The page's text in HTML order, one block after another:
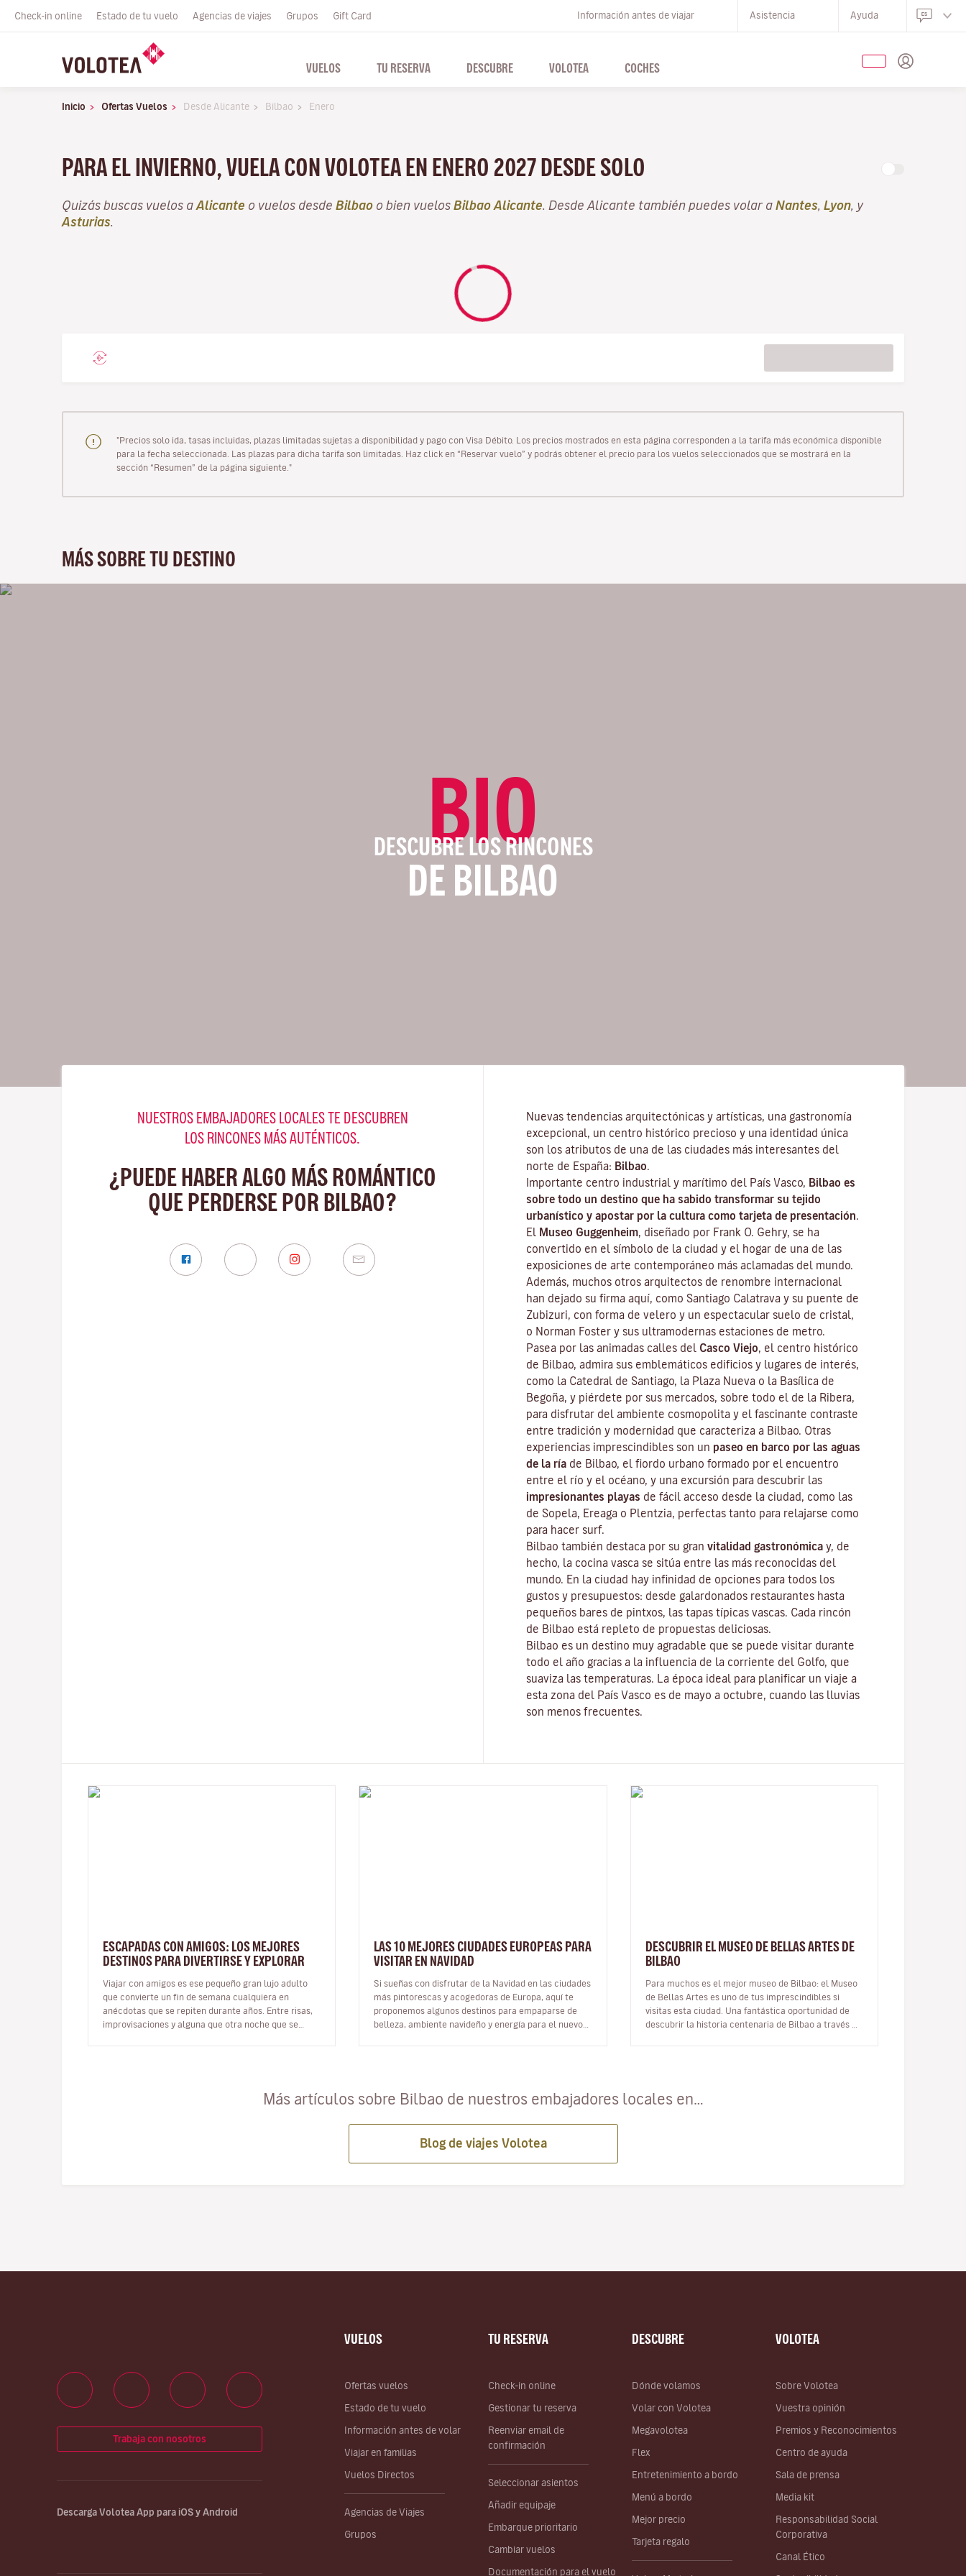
Check-in online Estado de tu vuelo Agencias de viajes Grupos Gift Card Información antes de viajar Asistencia Ayuda
VUELOS TU RESERVA DESCUBRE VOLOTEA COCHES
Inicio Ofertas Vuelos Desde Alicante Bilbao Enero
PARA EL INVIERNO, VUELA CON VOLOTEA EN ENERO 2027 DESDE SOLO
Quizás buscas vuelos a Alicante o vuelos desde Bilbao o bien vuelos Bilbao Alicante . Desde Alicante también puedes volar a Nantes Lyon , y
Asturias
"Precios solo ida, tasas incluidas, plazas limitadas sujetas a disponibilidad y pago con Visa Débito. Los precios mostrados en esta página corresponden a la tarifa más económica disponible
para la fecha seleccionada. Las plazas para dicha tarifa son limitadas. Haz click en “Reservar vuelo” y podrás obtener el precio para los vuelos seleccionados que se mostrará en la
sección “Resumen” de la página siguiente."
MÁS SOBRE TU DESTINO
BIO
DESCUBRE LOS RINCONES
DE BILBAO
NUESTROS EMBAJADORES LOCALES TE DESCUBREN
LOS RINCONES MÁS AUTÉNTICOS.
¿PUEDE HABER ALGO MÁS ROMÁNTICO
QUE PERDERSE POR BILBAO?
Nuevas tendencias arquitectónicas y artísticas, una gastronomía
excepcional, un centro histórico precioso y una identidad única
son los atributos de una de las ciudades más interesantes del
norte de España: Bilbao
Importante centro industrial y marítimo del País Vasco,
Bilbao es
sobre todo un destino que ha sabido transformar su tejido
urbanístico y apostar por la cultura como tarjeta de presentación
El
Museo Guggenheim , diseñado por Frank O. Gehry, se ha
convertido en el símbolo de la ciudad y el hogar de una de las
exposiciones de arte contemporáneo más aclamadas del mundo.
Además, muchos otros arquitectos de renombre internacional
han dejado su firma aquí, como Santiago Calatrava y su puente de
Zubizuri, con forma de velero y un espectacular suelo de cristal,
o Norman Foster y sus ultramodernas estaciones de metro.
Pasea por las animadas calles del Casco Viejo
el centro histórico
de Bilbao , admira sus emblemáticos edificios y lugares de interés,
como la Catedral de Santiago, la Plaza Nueva o la Basílica de
Begoña, y piérdete por sus mercados, sobre todo el de la Ribera,
para disfrutar del ambiente cosmopolita y el fascinante contraste
entre tradición y modernidad que caracteriza a Bilbao. Otras
experiencias imprescindibles son un paseo en barco por las aguas
de la ría de Bilbao, el fiordo urbano formado por el encuentro
entre el río y el océano, y una excursión para descubrir las
impresionantes playas de fácil acceso desde la ciudad, como las
de Sopela, Ereaga o Plentzia, perfectas tanto para relajarse como
para hacer surf.
Bilbao también destaca por su gran vitalidad gastronómica y, de
hecho, la cocina vasca se sitúa entre las más reconocidas del
mundo. En la ciudad hay infinidad de opciones para todos los
gustos y presupuestos: desde galardonados restaurantes hasta
pequeños bares de pintxos , las tapas típicas vascas. Cada rincón
de Bilbao está repleto de propuestas deliciosas.
Bilbao es un destino muy agradable que se puede visitar durante
todo el año gracias a la influencia de la corriente del Golfo, que
suaviza las temperaturas. La época ideal para planificar un viaje a
esta zona del País Vasco es de mayo a octubre, cuando las lluvias
son menos frecuentes.
ESCAPADAS CON AMIGOS: LOS MEJORES
DESTINOS PARA DIVERTIRSE Y EXPLORAR
Viajar con amigos es ese pequeño gran lujo adulto
que convierte un fin de semana cualquiera en
anécdotas que se repiten durante años. Entre risas,
improvisaciones y alguna que otra noche que se
LAS 10 MEJORES CIUDADES EUROPEAS PARA
VISITAR EN NAVIDAD
Si sueñas con disfrutar de la Navidad en las ciudades
más pintorescas y acogedoras de Europa, aquí te
proponemos algunos destinos para empaparse de
belleza, ambiente navideño y energía para el nuevo
DESCUBRIR EL MUSEO DE BELLAS ARTES DE
BILBAO
Para muchos es el mejor museo de Bilbao: el Museo
de Bellas Artes es uno de tus imprescindibles si
visitas esta ciudad. Una fantástica oportunidad de
descubrir la historia centenaria de Bilbao a través de
Más artículos sobre Bilbao de nuestros embajadores locales en…
Blog de viajes Volotea
VUELOS
Ofertas vuelos
Estado de tu vuelo
Información antes de volar
Viajar en familias
Vuelos Directos
Agencias de Viajes
Grupos
TU RESERVA
Check-in online
Gestionar tu reserva
Reenviar email de
confirmación
Seleccionar asientos
Añadir equipaje
Embarque prioritario
Cambiar vuelos
Documentación para el vuelo
DESCUBRE
Dónde volamos
Volar con Volotea
Megavolotea
Flex
Entretenimiento a bordo
Menú a bordo
Mejor precio
Tarjeta regalo
VOLOTEA
Sobre Volotea
Vuestra opinión
Premios y Reconocimientos
Centro de ayuda
Sala de prensa
Media kit
Responsabilidad Social
Corporativa
Canal Ético
Trabaja con nosotros
Descarga Volotea App para iOS y Android